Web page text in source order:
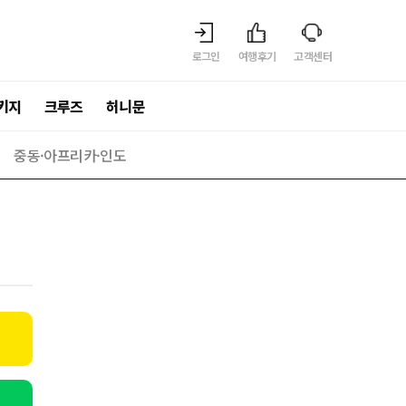
로그인 여행후기 고객센터
지 크루즈 허니문
중동·아프리카·인도